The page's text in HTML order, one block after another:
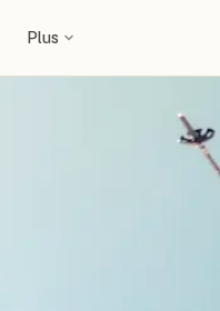
Plus